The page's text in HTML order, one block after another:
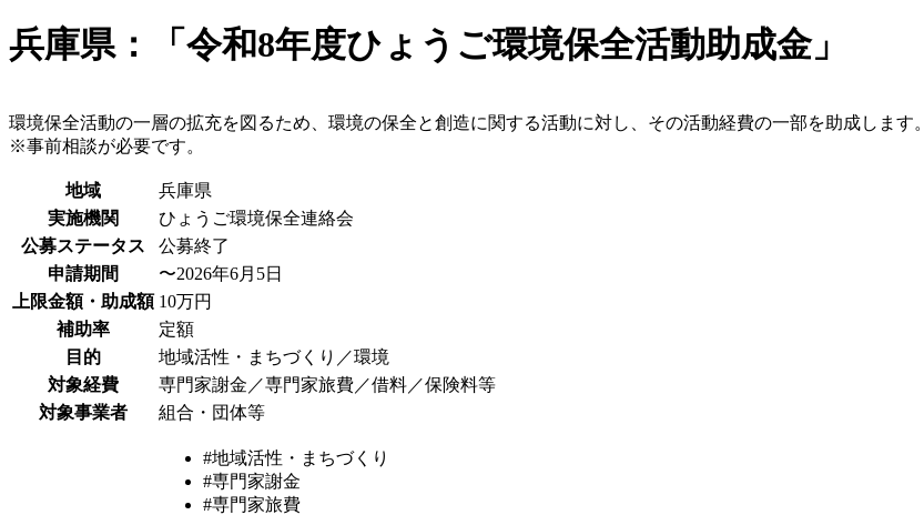
兵庫県：「令和8年度ひょうご環境保全活動助成金」
環境保全活動の一層の拡充を図るため、環境の保全と創造に関する活動に対し、その活動経費の一部を助成します。
※事前相談が必要です。
地域
兵庫県
実施機関
ひょうご環境保全連絡会
公募ステータス
公募終了
申請期間
〜2026年6月5日
上限金額・助成額 10万円
補助率
定額
目的
地域活性・まちづくり／環境
対象経費
専門家謝金／専門家旅費／借料／保険料等
対象事業者
組合・団体等
#地域活性・まちづくり
#専門家謝金
#専門家旅費